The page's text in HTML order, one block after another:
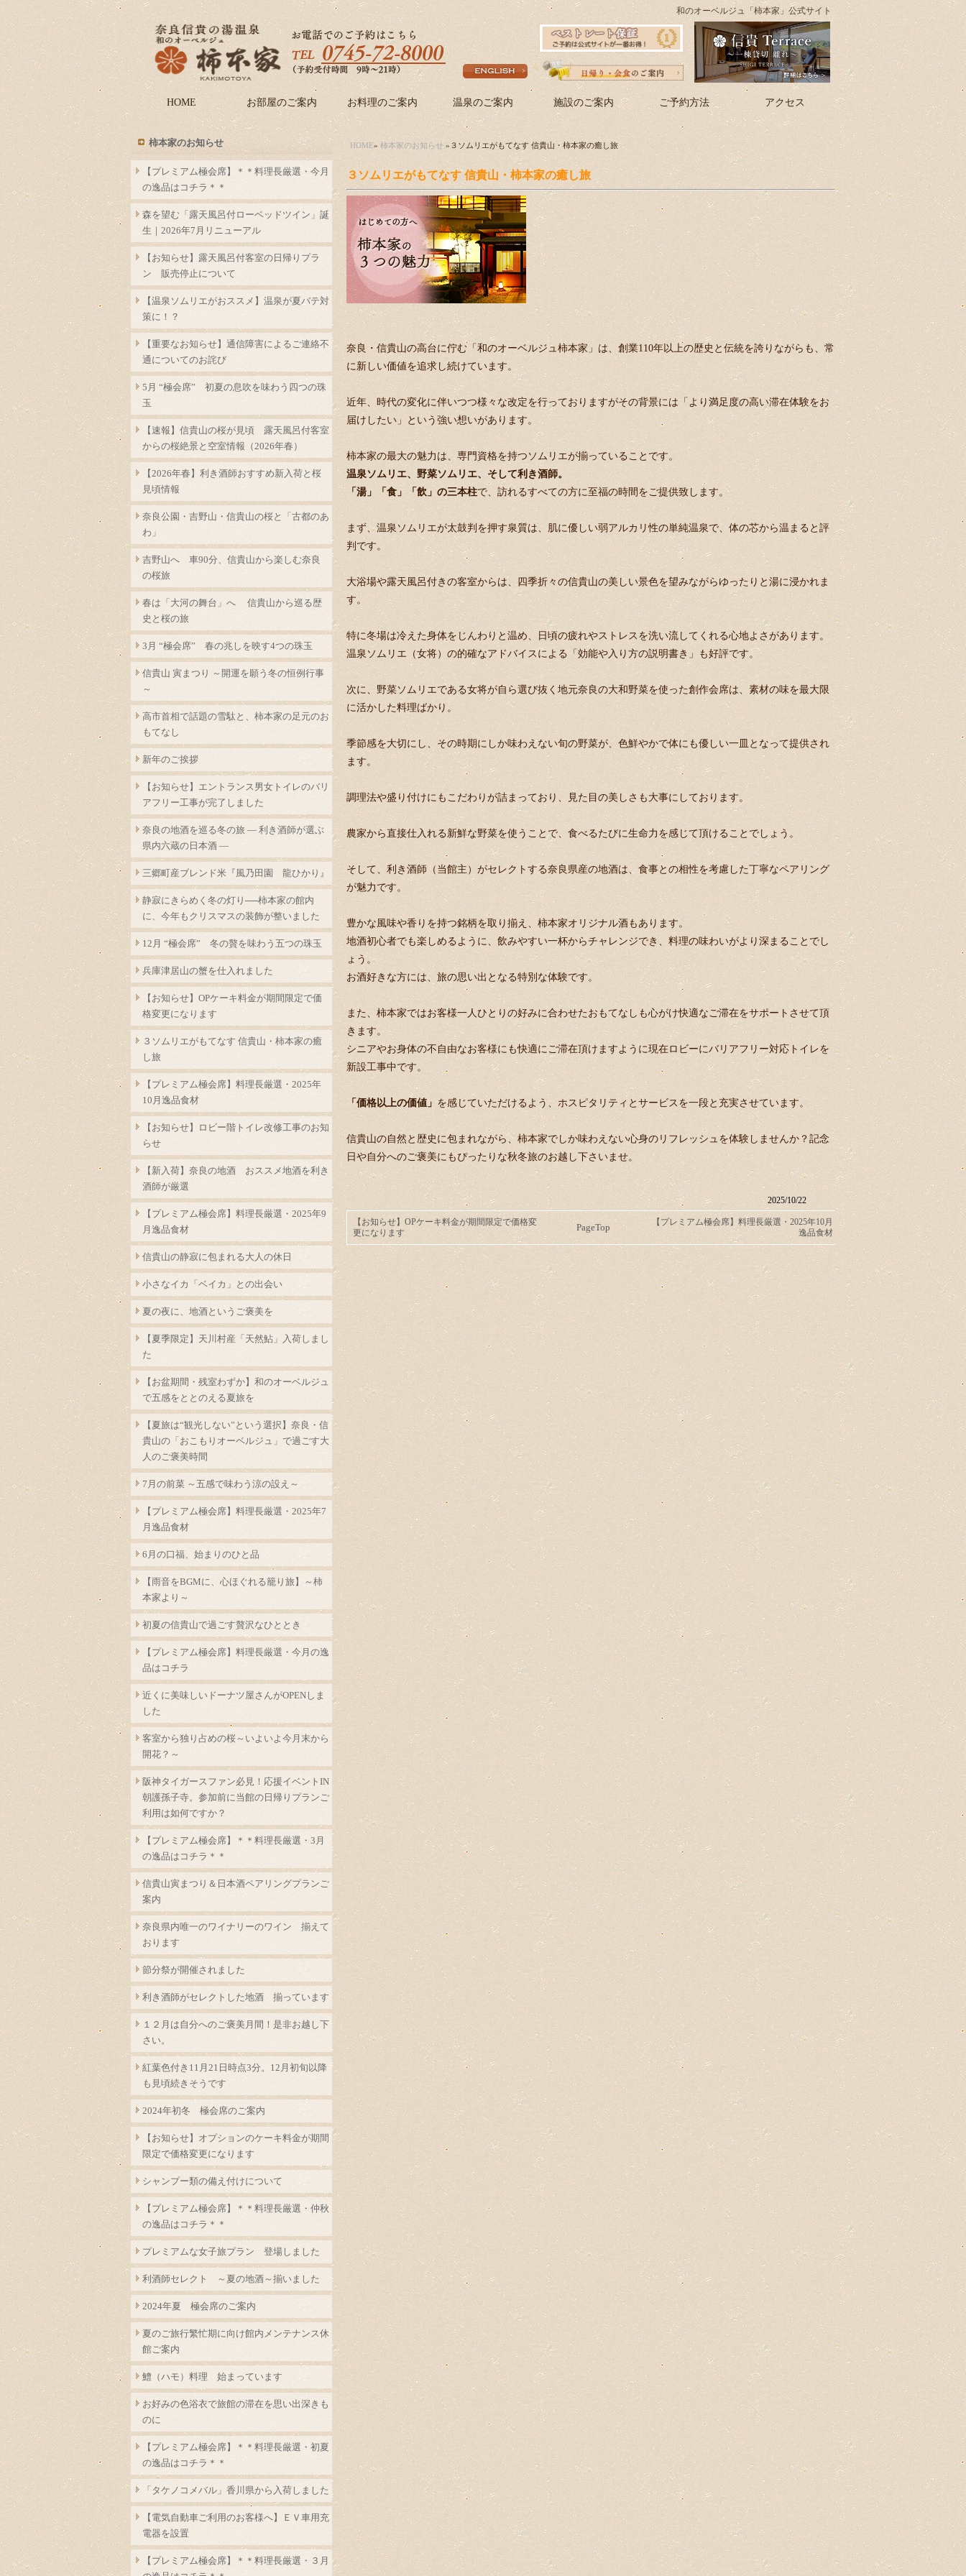
和のオーベルジュ「柿本家」公式サイト
HOME お部屋のご案内 お料理のご案内 温泉のご案内 施設のご案内 ご予約方法 アクセス
HOME»柿本家のお知らせ »３ソムリエがもてなす 信貴山・柿本家の癒し旅
３ソムリエがもてなす 信貴山・柿本家の癒し旅
奈良・信貴山の高台に佇む「和のオーベルジュ柿本家」は、創業110年以上の歴史と伝統を誇りながらも、常
に新しい価値を追求し続けています。
近年、時代の変化に伴いつつ様々な改定を行っておりますがその背景には「より満足度の高い滞在体験をお
届けしたい」という強い想いがあります。
柿本家の最大の魅力は、専門資格を持つソムリエが揃っていることです。
温泉ソムリエ、野菜ソムリエ、そして利き酒師。
「湯」「食」「飲」の三本柱で、訪れるすべての方に至福の時間をご提供致します。
まず、温泉ソムリエが太鼓判を押す泉質は、肌に優しい弱アルカリ性の単純温泉で、体の芯から温まると評
判です。
大浴場や露天風呂付きの客室からは、四季折々の信貴山の美しい景色を望みながらゆったりと湯に浸かれま
す。
特に冬場は冷えた身体をじんわりと温め、日頃の疲れやストレスを洗い流してくれる心地よさがあります。
温泉ソムリエ（女将）の的確なアドバイスによる「効能や入り方の説明書き」も好評です。
次に、野菜ソムリエである女将が自ら選び抜く地元奈良の大和野菜を使った創作会席は、素材の味を最大限
に活かした料理ばかり。
季節感を大切にし、その時期にしか味わえない旬の野菜が、色鮮やかで体にも優しい一皿となって提供され
ます。
調理法や盛り付けにもこだわりが詰まっており、見た目の美しさも大事にしております。
農家から直接仕入れる新鮮な野菜を使うことで、食べるたびに生命力を感じて頂けることでしょう。
そして、利き酒師（当館主）がセレクトする奈良県産の地酒は、食事との相性を考慮した丁寧なペアリング
が魅力です。
豊かな風味や香りを持つ銘柄を取り揃え、柿本家オリジナル酒もあります。
地酒初心者でも楽しめるように、飲みやすい一杯からチャレンジでき、料理の味わいがより深まることでし
ょう。
お酒好きな方には、旅の思い出となる特別な体験です。
また、柿本家ではお客様一人ひとりの好みに合わせたおもてなしも心がけ快適なご滞在をサポートさせて頂
きます。
シニアやお身体の不自由なお客様にも快適にご滞在頂けますように現在ロビーにバリアフリー対応トイレを
新設工事中です。
「価格以上の価値」を感じていただけるよう、ホスピタリティとサービスを一段と充実させています。
信貴山の自然と歴史に包まれながら、柿本家でしか味わえない心身のリフレッシュを体験しませんか？記念
日や自分へのご褒美にもぴったりな秋冬旅のお越し下さいませ。
2025/10/22
【お知らせ】OPケーキ料金が期間限定で価格変
更になります
PageTop
【プレミアム極会席】料理長厳選・2025年10月
逸品食材
柿本家のお知らせ
【プレミアム極会席】＊＊料理長厳選・今月
の逸品はコチラ＊＊
森を望む「露天風呂付ローベッドツイン」誕
生｜2026年7月リニューアル
【お知らせ】露天風呂付客室の日帰りプラ
ン 販売停止について
【温泉ソムリエがおススメ】温泉が夏バテ対
策に！？
【重要なお知らせ】通信障害によるご連絡不
通についてのお詫び
5月 “極会席” 初夏の息吹を味わう四つの珠
玉
【速報】信貴山の桜が見頃 露天風呂付客室
からの桜絶景と空室情報（2026年春）
【2026年春】利き酒師おすすめ新入荷と桜
見頃情報
奈良公園・吉野山・信貴山の桜と「古都のあ
わ」
吉野山へ 車90分、信貴山から楽しむ奈良
の桜旅
春は「大河の舞台」へ 信貴山から巡る歴
史と桜の旅
3月 “極会席” 春の兆しを映す4つの珠玉
信貴山 寅まつり ～開運を願う冬の恒例行事
～
高市首相で話題の雪駄と、柿本家の足元のお
もてなし
新年のご挨拶
【お知らせ】エントランス男女トイレのバリ
アフリー工事が完了しました
奈良の地酒を巡る冬の旅 ― 利き酒師が選ぶ
県内六蔵の日本酒 ―
三郷町産ブレンド米『風乃田園 龍ひかり』
静寂にきらめく冬の灯り──柿本家の館内
に、今年もクリスマスの装飾が整いました
12月 “極会席” 冬の贅を味わう五つの珠玉
兵庫津居山の蟹を仕入れました
【お知らせ】OPケーキ料金が期間限定で価
格変更になります
３ソムリエがもてなす 信貴山・柿本家の癒
し旅
【プレミアム極会席】料理長厳選・2025年
10月逸品食材
【お知らせ】ロビー階トイレ改修工事のお知
らせ
【新入荷】奈良の地酒 おススメ地酒を利き
酒師が厳選
【プレミアム極会席】料理長厳選・2025年9
月逸品食材
信貴山の静寂に包まれる大人の休日
小さなイカ「ベイカ」との出会い
夏の夜に、地酒というご褒美を
【夏季限定】天川村産「天然鮎」入荷しまし
た
【お盆期間・残室わずか】和のオーベルジュ
で五感をととのえる夏旅を
【夏旅は“観光しない”という選択】奈良・信
貴山の「おこもりオーベルジュ」で過ごす大
人のご褒美時間
7月の前菜 ～五感で味わう涼の設え～
【プレミアム極会席】料理長厳選・2025年7
月逸品食材
6月の口福、始まりのひと品
【雨音をBGMに、心ほぐれる籠り旅】～柿
本家より～
初夏の信貴山で過ごす贅沢なひととき
【プレミアム極会席】料理長厳選・今月の逸
品はコチラ
近くに美味しいドーナツ屋さんがOPENしま
した
客室から独り占めの桜～いよいよ今月末から
開花？～
阪神タイガースファン必見！応援イベントIN
朝護孫子寺。参加前に当館の日帰りプランご
利用は如何ですか？
【プレミアム極会席】＊＊料理長厳選・3月
の逸品はコチラ＊＊
信貴山寅まつり＆日本酒ペアリングプランご
案内
奈良県内唯一のワイナリーのワイン 揃えて
おります
節分祭が開催されました
利き酒師がセレクトした地酒 揃っています
１２月は自分へのご褒美月間！是非お越し下
さい。
紅葉色付き11月21日時点3分。12月初旬以降
も見頃続きそうです
2024年初冬 極会席のご案内
【お知らせ】オプションのケーキ料金が期間
限定で価格変更になります
シャンプー類の備え付けについて
【プレミアム極会席】＊＊料理長厳選・仲秋
の逸品はコチラ＊＊
プレミアムな女子旅プラン 登場しました
利酒師セレクト ～夏の地酒～揃いました
2024年夏 極会席のご案内
夏のご旅行繁忙期に向け館内メンテナンス休
館ご案内
鱧（ハモ）料理 始まっています
お好みの色浴衣で旅館の滞在を思い出深きも
のに
【プレミアム極会席】＊＊料理長厳選・初夏
の逸品はコチラ＊＊
「タケノコメバル」香川県から入荷しました
【電気自動車ご利用のお客様へ】ＥＶ車用充
電器を設置
【プレミアム極会席】＊＊料理長厳選・３月